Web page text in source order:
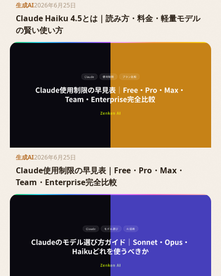
生成AI2026年6月25日
Claude Haiku 4.5とは｜読み方・料金・軽量モデル
の賢い使い方
生成AI2026年6月25日
Claude使用制限の早見表｜Free・Pro・Max・
Team・Enterprise完全比較